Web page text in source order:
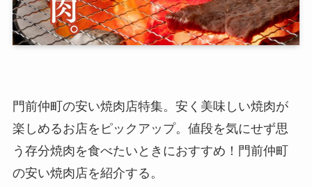
門前仲町の安い焼肉店特集。安く美味しい焼肉が
楽しめるお店をピックアップ。値段を気にせず思
う存分焼肉を食べたいときにおすすめ！門前仲町
の安い焼肉店を紹介する。